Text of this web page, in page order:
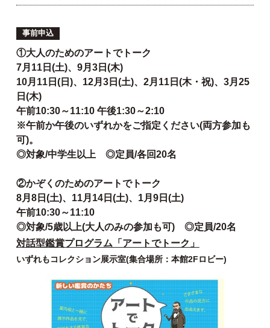
事前申込
①大人のためのアートでトーク
7月11日(土)、9月3日(木)
10月11日(日)、12月3日(土)、2月11日(木・祝)、3月25
日(木)
午前10:30～11:10 午後1:30～2:10
※午前か午後のいずれかをご指定ください(両方参加も
可)。
◎対象/中学生以上 ◎定員/各回20名
②かぞくのためのアートでトーク
8月8日(土)、11月14日(土)、1月9日(土)
午前10:30～11:10
◎対象/5歳以上(大人のみの参加も可) ◎定員/20名
対話型鑑賞プログラム「アートでトーク」
いずれもコレクション展示室(集合場所：本館2Fロビー)